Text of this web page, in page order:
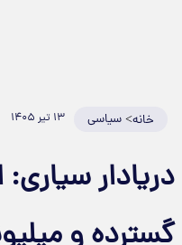
خانه>سیاسی ۱۳ تیر ۱۴۰۵
دریادار